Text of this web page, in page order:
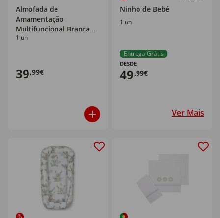
Almofada de
Amamentação
Multifuncional Branca
Kikka Boo
1 un
39,99€
Ninho de Bebé
1 un
Entrega Grátis
DESDE
49,99€
Ver Mais